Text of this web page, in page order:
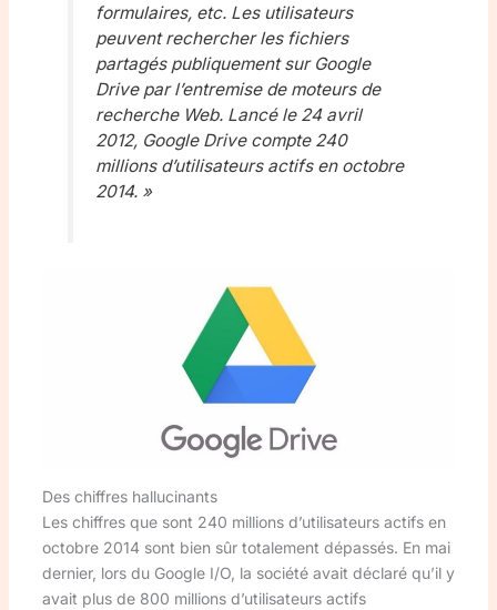
formulaires, etc. Les utilisateurs
peuvent rechercher les fichiers
partagés publiquement sur Google
Drive par l’entremise de moteurs de
recherche Web. Lancé le 24 avril
2012, Google Drive compte 240
millions d’utilisateurs actifs en octobre
2014. »
Des chiffres hallucinants
Les chiffres que sont 240 millions d’utilisateurs actifs en
octobre 2014 sont bien sûr totalement dépassés. En mai
dernier, lors du Google I/O, la société avait déclaré qu’il y
avait plus de 800 millions d’utilisateurs actifs